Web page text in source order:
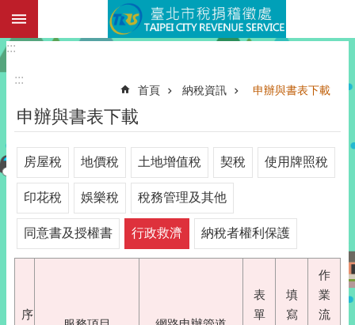
跳到主要內容區塊
:::
:::
首頁 納稅資訊 申辦與書表下載
申辦與書表下載
房屋稅 地價稅 土地增值稅 契稅 使用牌照稅
印花稅 娛樂稅 稅務管理及其他
同意書及授權書 行政救濟 納稅者權利保護
序
表
單
填
寫
作
業
流